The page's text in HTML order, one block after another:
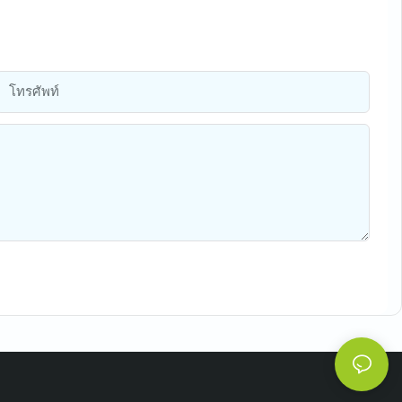
โทรศัพท์